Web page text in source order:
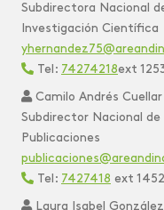
Subdirectora Nacional
Investigación Científica
Tel: 74274218ext
Camilo Andrés
Subdirector Nacional de
Publicaciones
Tel: 7427418 ext 1452
Laura Isabel